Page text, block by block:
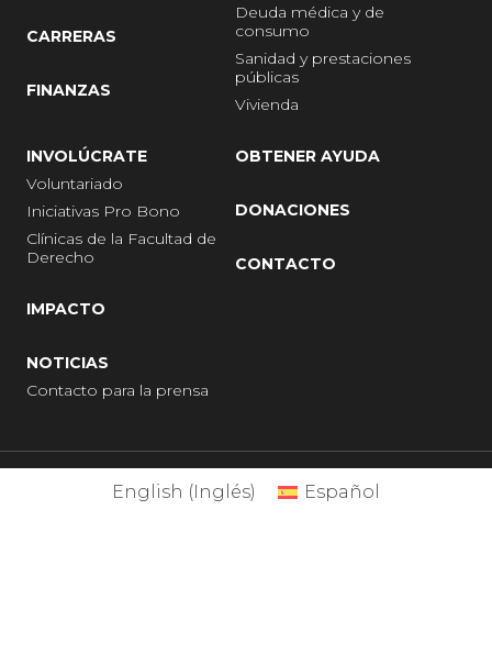
CARRERAS
FINANZAS
Deuda médica y de
consumo
Sanidad y prestaciones
públicas
Vivienda
INVOLÚCRATE
Voluntariado
Iniciativas Pro Bono
Clínicas de la Facultad de
Derecho
IMPACTO
NOTICIAS
Contacto para la prensa
OBTENER AYUDA
DONACIONES
CONTACTO
English (Inglés) Español